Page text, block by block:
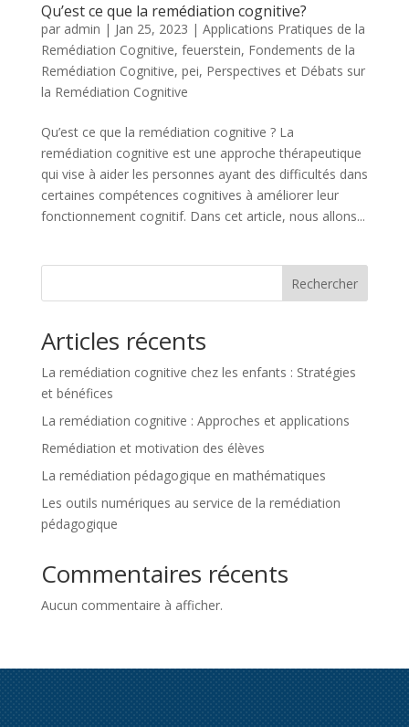
Qu’est ce que la remédiation cognitive?
par admin | Jan 25, 2023 | Applications Pratiques de la
Remédiation Cognitive, feuerstein, Fondements de la
Remédiation Cognitive, pei, Perspectives et Débats sur
la Remédiation Cognitive
Qu’est ce que la remédiation cognitive ? La
remédiation cognitive est une approche thérapeutique
qui vise à aider les personnes ayant des difficultés dans
certaines compétences cognitives à améliorer leur
fonctionnement cognitif. Dans cet article, nous allons...
Rechercher
Articles récents
La remédiation cognitive chez les enfants : Stratégies
et bénéfices
La remédiation cognitive : Approches et applications
Remédiation et motivation des élèves
La remédiation pédagogique en mathématiques
Les outils numériques au service de la remédiation
pédagogique
Commentaires récents
Aucun commentaire à afficher.